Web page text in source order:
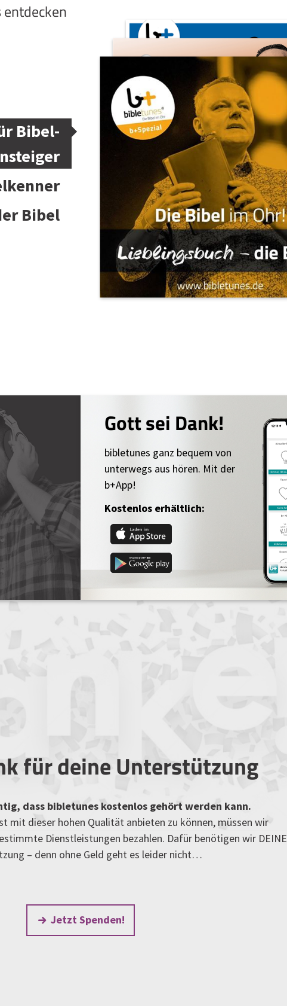
Bibel-
Bibel
Gott sei Dank!
bibletunes ganz bequem von
unterwegs aus hören. Mit der
b+App!
Kostenlos erhältlich:
für deine Unterstützung
dass bibletunes kostenlos gehört werden kann.
mit dieser hohen Qualität anbieten zu können, müssen wir
Dienstleistungen bezahlen. Dafür benötigen wir DEINE
– denn ohne Geld geht es leider nicht…
Jetzt Spenden!